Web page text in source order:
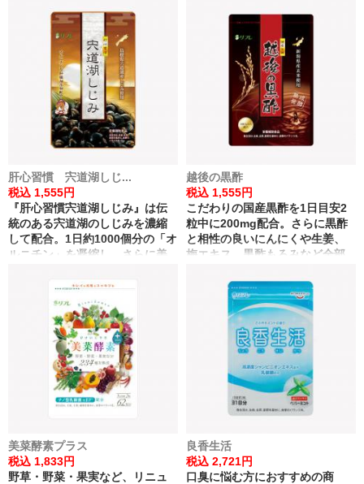
物繊維イヌリンを豊富に含む菊
芋を配合した自信作です。
た和歌山のこだわりのお酢とも
ろみでアミノ酸も充実。 ※物
質自体の抗酸化性です。
肝心習慣 宍道湖しじ...
税込 1,555円
『肝心習慣宍道湖しじみ』は伝
統のある宍道湖のしじみを濃縮
して配合。1日約1000個分の「オ
ルニチン」を凝縮し、さらに美
タミン群を追加しました。選り
すぐりの成分があなたの肝心習
慣をサポートします。
越後の黒酢
税込 1,555円
こだわりの国産黒酢を1日目安2
粒中に200mg配合。さらに黒酢
と相性の良いにんにくや生姜、
梅エキス、黒酢もろみなど全部
内エネルギー産生に役立つ酢酸
やクエン酸が豊富です。
美菜酵素プラス
税込 1,833円
野草・野菜・果実など、リニュ
良香生活
税込 2,721円
口臭に悩む方におすすめの商